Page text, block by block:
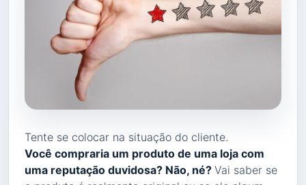
Tente se colocar na situação do cliente.
Você compraria um produto de uma loja com
uma reputação duvidosa? Não, né? Vai saber se